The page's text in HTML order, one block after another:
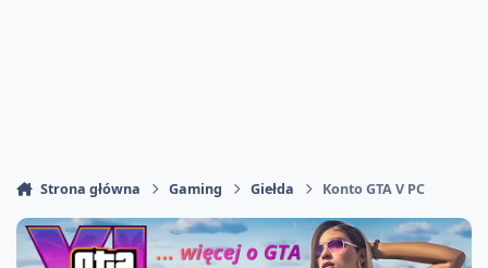
Strona główna Gaming Giełda Konto GTA V PC